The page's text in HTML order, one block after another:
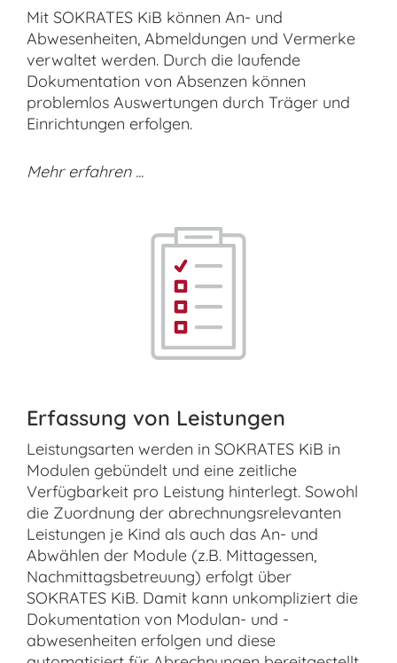
Mit SOKRATES KiB können An- und
Abwesenheiten, Abmeldungen und Vermerke
verwaltet werden. Durch die laufende
Dokumentation von Absenzen können
problemlos Auswertungen durch Träger und
Einrichtungen erfolgen.
Mehr erfahren ...
Erfassung von Leistungen
Leistungsarten werden in SOKRATES KiB in
Modulen gebündelt und eine zeitliche
Verfügbarkeit pro Leistung hinterlegt. Sowohl
die Zuordnung der abrechnungsrelevanten
Leistungen je Kind als auch das An- und
Abwählen der Module (z.B. Mittagessen,
Nachmittagsbetreuung) erfolgt über
SOKRATES KiB. Damit kann unkompliziert die
Dokumentation von Modulan- und -
abwesenheiten erfolgen und diese